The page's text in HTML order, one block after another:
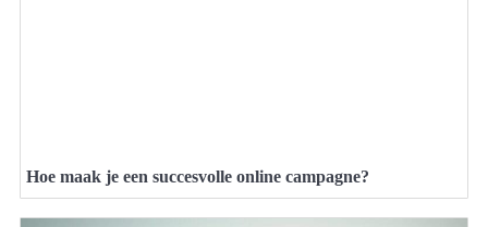
Hoe maak je een succesvolle online campagne?